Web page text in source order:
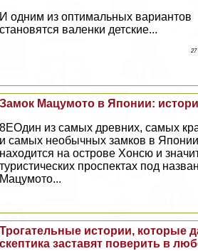
И одним из оптимальных вариантов
становятся валенки детские...
27
Замок Мацумото в Японии:
8EОдин из самых древних, самых
и самых необычных замков в Японии
находится на острове Хонсю и
туристических проспектах под
Мацумото...
Трогательные истории, которые
скептика заставят поверить в